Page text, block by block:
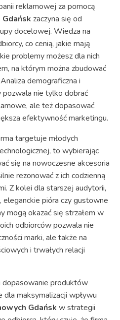
reklamowej za pomocą
zaczyna się od
docelowej. Wiedza na
co cenią, jakie mają
problemy możesz dla nich
na którym można zbudować
demograficzna i
nie tylko dobrać
ale też dopasować
efektywność marketingu.
targetuje młodych
to wybierając
się na nowoczesne akcesoria
rezonować z ich codzienną
Z kolei dla starszej audytorii,
pióra czy gustowne
mogą okazać się strzałem w
odbiorców pozwala nie
marki, ale także na
i trwałych relacji
dopasowanie produktów
dla maksymalizacji wpływu
Gdańsk w strategii